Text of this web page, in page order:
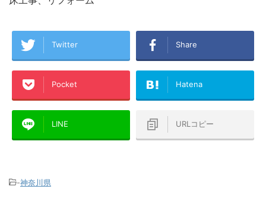
Twitter Share
Pocket Hatena
LINE URLコピー
-神奈川県